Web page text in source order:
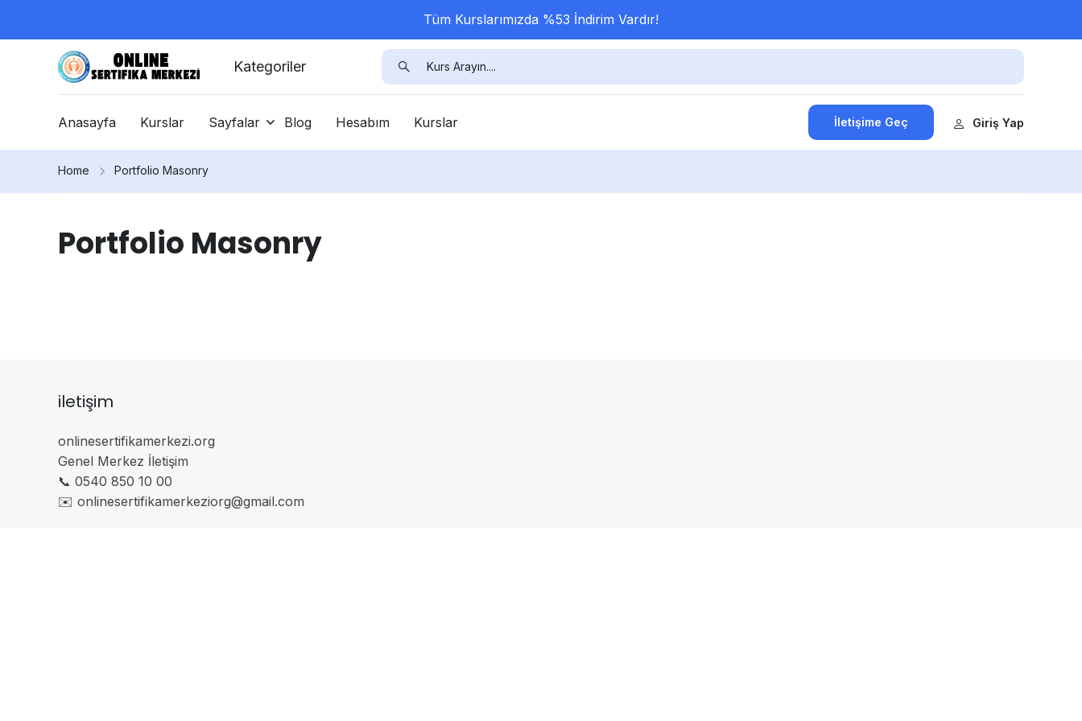
Tüm Kurslarımızda %53 İndirim Vardır!
Kategoriler
Anasayfa Kurslar Sayfalar Blog Hesabım Kurslar İletişime Geç Giriş Yap
Home Portfolio Masonry
Portfolio Masonry
iletişim
onlinesertifikamerkezi.org
Genel Merkez İletişim
📞 0540 850 10 00
✉️ onlinesertifikamerkeziorg@gmail.com